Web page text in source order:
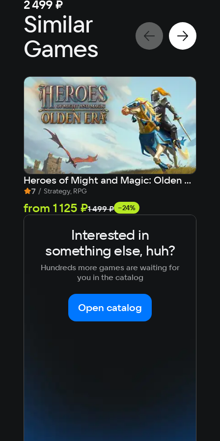
2 499 ₽
Similar
Games
Heroes of Might and Magic: Olden Era (Ранний доступ)
7 / Strategy, RPG
from 1 125 ₽1 499 ₽ −24%
Interested in
something else, huh?
Hundreds more games are waiting for
you in the catalog
Open catalog